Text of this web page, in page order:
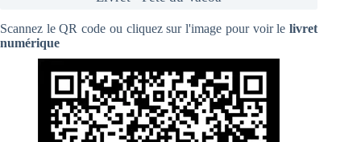
Scannez le QR code ou cliquez sur l'image pour voir lelivret
numérique